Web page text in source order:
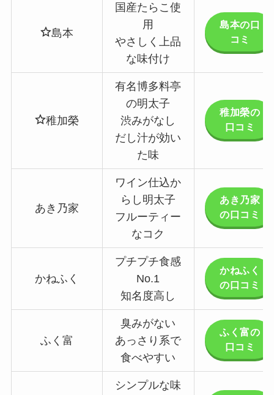
島本
国産たらこ使
用
やさしく上品
な味付け
島本の口
コミ
稚加榮
有名博多料亭
の明太子
渋みがなし
だし汁が効い
た味
稚加榮の
口コミ
あき乃家
ワイン仕込か
らし明太子
フルーティー
なコク
あき乃家
の口コミ
かねふく
プチプチ食感
No.1
知名度高し
かねふく
の口コミ
ふく富
臭みがない
あっさり系で
食べやすい
ふく富の
口コミ
シンプルな味